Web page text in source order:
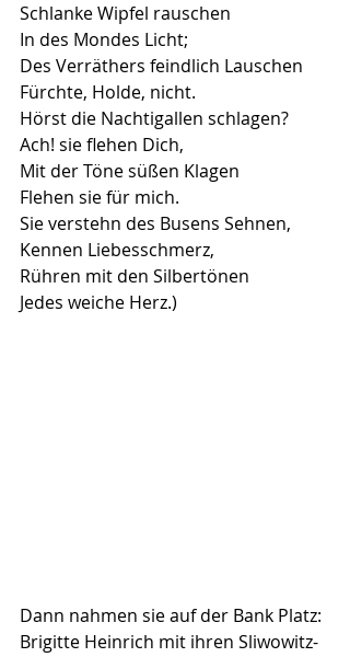
Schlanke Wipfel rauschen
In des Mondes Licht;
Des Verräthers feindlich Lauschen
Fürchte, Holde, nicht.
Hörst die Nachtigallen schlagen?
Ach! sie flehen Dich,
Mit der Töne süßen Klagen
Flehen sie für mich.
Sie verstehn des Busens Sehnen,
Kennen Liebesschmerz,
Rühren mit den Silbertönen
Jedes weiche Herz.)
Dann nahmen sie auf der Bank Platz:
Brigitte Heinrich mit ihren Sliwowitz-